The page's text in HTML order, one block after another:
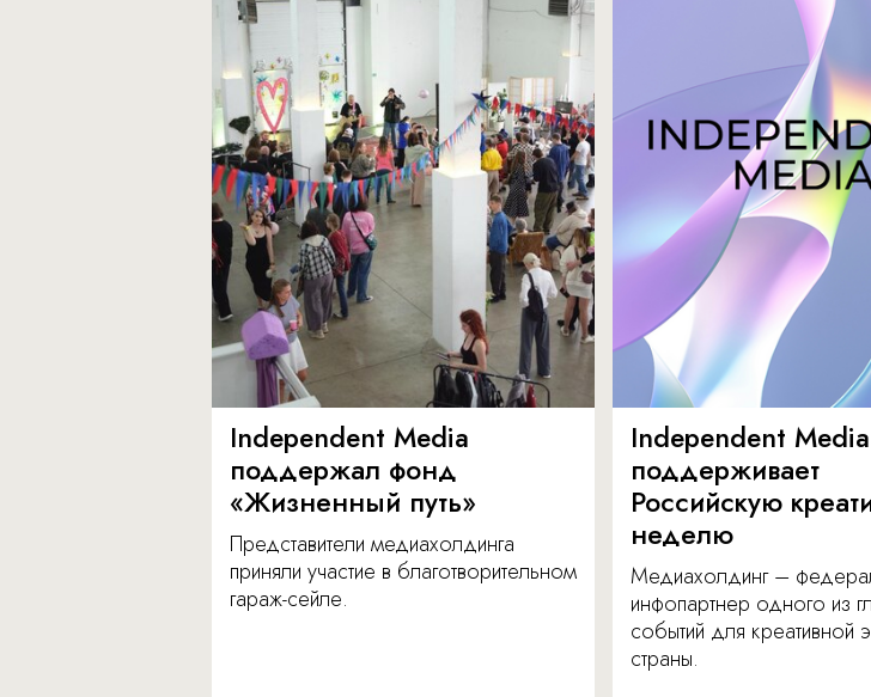
Independent Media
поддержал фонд
«Жизненный путь»
Представители медиахолдинга
приняли участие в благотворительном
гараж-сейле.
Independent Media
поддерживает
Российскую
неделю
Медиахолдинг –
инфопартнер одного из
событий для креативной
страны.